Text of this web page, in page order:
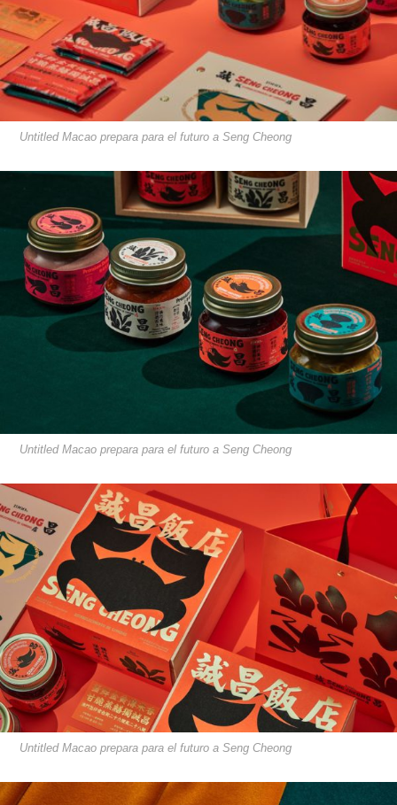
Untitled Macao prepara para el futuro a Seng Cheong
Untitled Macao prepara para el futuro a Seng Cheong
Untitled Macao prepara para el futuro a Seng Cheong